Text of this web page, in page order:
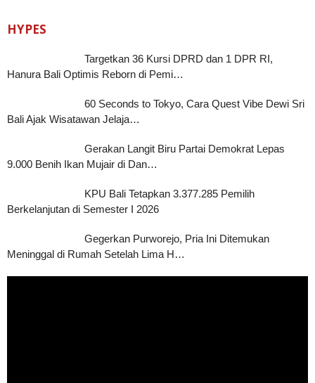
HYPES
Targetkan 36 Kursi DPRD dan 1 DPR RI,
Hanura Bali Optimis Reborn di Pemi…
60 Seconds to Tokyo, Cara Quest Vibe Dewi Sri
Bali Ajak Wisatawan Jelaja…
Gerakan Langit Biru Partai Demokrat Lepas
9.000 Benih Ikan Mujair di Dan…
KPU Bali Tetapkan 3.377.285 Pemilih
Berkelanjutan di Semester I 2026
Gegerkan Purworejo, Pria Ini Ditemukan
Meninggal di Rumah Setelah Lima H…